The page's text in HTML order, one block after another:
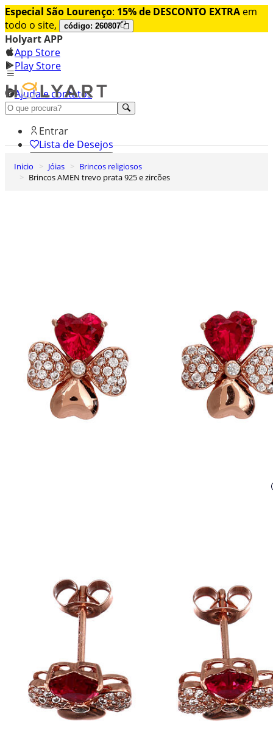
Especial São Lourenço: 15% de DESCONTO EXTRA em
todo o site,
código: 260807
Holyart APP
App Store
Play Store
Ajuda e contatos
Conheça premium
Entrar
Lista de Desejos
0
Carrinho de Compras
Inicio Jóias
Brincos religiosos
Brincos AMEN trevo prata 925 e zircões